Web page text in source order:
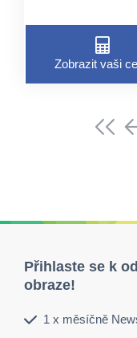
Zobrazit vaši
Přihlaste se k
obraze!
1 x měsíčně